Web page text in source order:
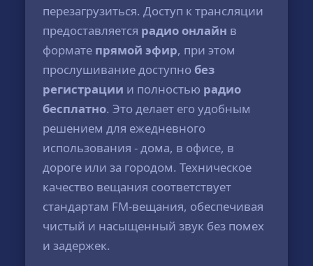
перезагрузиться. Доступ к трансляции
предоставляется радио онлайн в
формате прямой эфир, при этом
прослушивание доступнобез
регистрации и полностью радио
бесплатно. Это делает его удобным
решением для ежедневного
использования - дома, в офисе, в
дороге или за городом. Техническое
качество вещания соответствует
стандартам FM-вещания, обеспечивая
чистый и насыщенный звук без помех
и задержек.